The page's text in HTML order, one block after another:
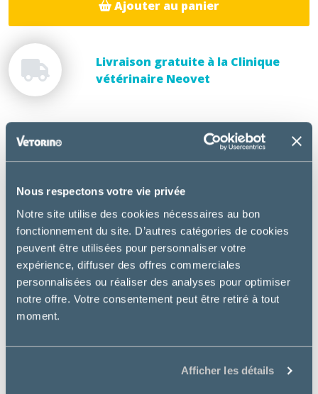
Nous respectons votre vie privée
Notre site utilise des cookies nécessaires au bon
fonctionnement du site. D’autres catégories de cookies
peuvent être utilisées pour personnaliser votre
expérience, diffuser des offres commerciales
personnalisées ou réaliser des analyses pour optimiser
notre offre. Votre consentement peut être retiré à tout
moment.
Afficher les détails
Ajouter au panier
Livraison gratuite à la Clinique
vétérinaire Neovet
DESCRIPTION
Croquettes au Poulet pour jeunes Chats adultes
gestion du poids pour aider à maintenir un poids
optimal et favoriser la santé des organes vitaux et
de l’appareil urinaire.
Utilisation :
Jeunes chats adultes stérilisés